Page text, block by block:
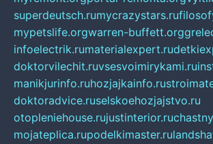
superdeutsch.rumycrazystars.ru
mypetslife.orgwarren-buffett.org
infoelectrik.rumaterialexpert.ru
doktorvilechit.ruvsesvoimirykami.ru
manikjurinfo.ruhozjajkainfo.ru
doktoradvice.ruselskoehozjajstvo.ru
otopleniehouse.rujustinterior.ru
mojateplica.rupodelkimaster.ru